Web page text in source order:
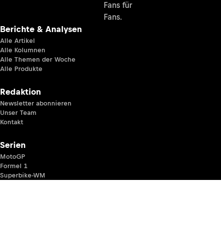
Fans für
Fans.
Berichte & Analysen
Alle Artikel
Alle Kolumnen
Alle Themen der Woche
Alle Produkte
Redaktion
Newsletter abonnieren
Unser Team
Kontakt
Serien
MotoGP
Formel 1
Superbike-WM